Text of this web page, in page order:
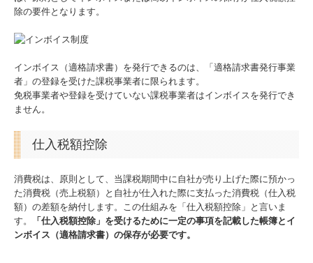
除の要件となります。
インボイス（適格請求書）を発行できるのは、「適格請求書発行事業
者」の登録を受けた課税事業者に限られます。
免税事業者や登録を受けていない課税事業者はインボイスを発行でき
ません。
仕入税額控除
消費税は、原則として、当課税期間中に自社が売り上げた際に預かっ
た消費税（売上税額）と自社が仕入れた際に支払った消費税（仕入税
額）の差額を納付します。この仕組みを「仕入税額控除」と言いま
す。
「仕入税額控除」を受けるために一定の事項を記載した帳簿とイ
ンボイス（適格請求書）の保存が必要です。